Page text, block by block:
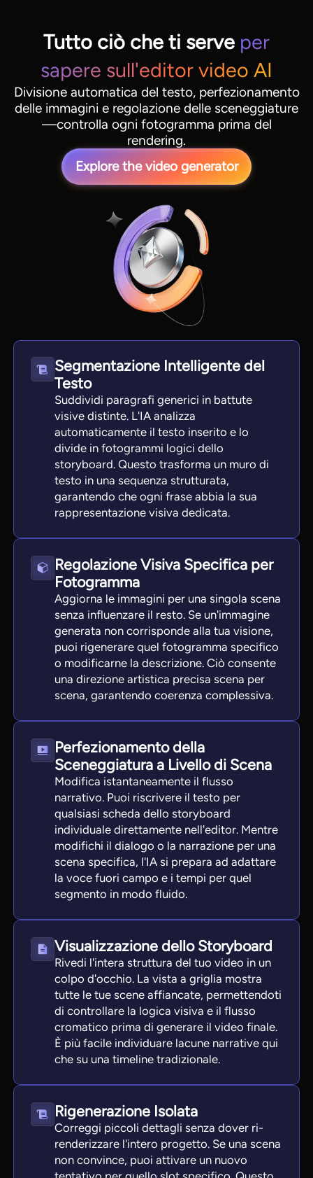
Tutto ciò che ti serve per
sapere sull'editor video AI
Divisione automatica del testo, perfezionamento
delle immagini e regolazione delle sceneggiature
—controlla ogni fotogramma prima del
rendering.
Explore the video generator
Segmentazione Intelligente del
Testo
Suddividi paragrafi generici in battute
visive distinte. L'IA analizza
automaticamente il testo inserito e lo
divide in fotogrammi logici dello
storyboard. Questo trasforma un muro di
testo in una sequenza strutturata,
garantendo che ogni frase abbia la sua
rappresentazione visiva dedicata.
Regolazione Visiva Specifica per
Fotogramma
Aggiorna le immagini per una singola scena
senza influenzare il resto. Se un'immagine
generata non corrisponde alla tua visione,
puoi rigenerare quel fotogramma specifico
o modificarne la descrizione. Ciò consente
una direzione artistica precisa scena per
scena, garantendo coerenza complessiva.
Perfezionamento della
Sceneggiatura a Livello di Scena
Modifica istantaneamente il flusso
narrativo. Puoi riscrivere il testo per
qualsiasi scheda dello storyboard
individuale direttamente nell'editor. Mentre
modifichi il dialogo o la narrazione per una
scena specifica, l'IA si prepara ad adattare
la voce fuori campo e i tempi per quel
segmento in modo fluido.
Visualizzazione dello Storyboard
Rivedi l'intera struttura del tuo video in un
colpo d'occhio. La vista a griglia mostra
tutte le tue scene affiancate, permettendoti
di controllare la logica visiva e il flusso
cromatico prima di generare il video finale.
È più facile individuare lacune narrative qui
che su una timeline tradizionale.
Rigenerazione Isolata
Correggi piccoli dettagli senza dover ri-
renderizzare l'intero progetto. Se una scena
non convince, puoi attivare un nuovo